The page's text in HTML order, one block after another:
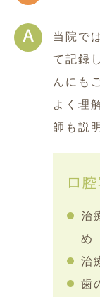
A
当院で
て記録
んにも
よく理
師も説
口
治
め
治
歯